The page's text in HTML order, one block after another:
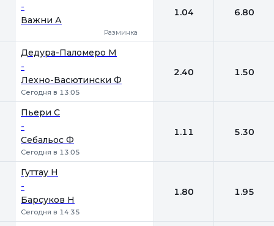
-
Важни А
Разминка
1.04 6.80
Дедура-Паломеро М
-
Лехно-Васютински Ф
Сегодня в 13:05
2.40 1.50
Пьери С
-
Себальос Ф
Сегодня в 13:05
1.11 5.30
Гуттау Н
-
Барсуков Н
Сегодня в 14:35
1.80 1.95